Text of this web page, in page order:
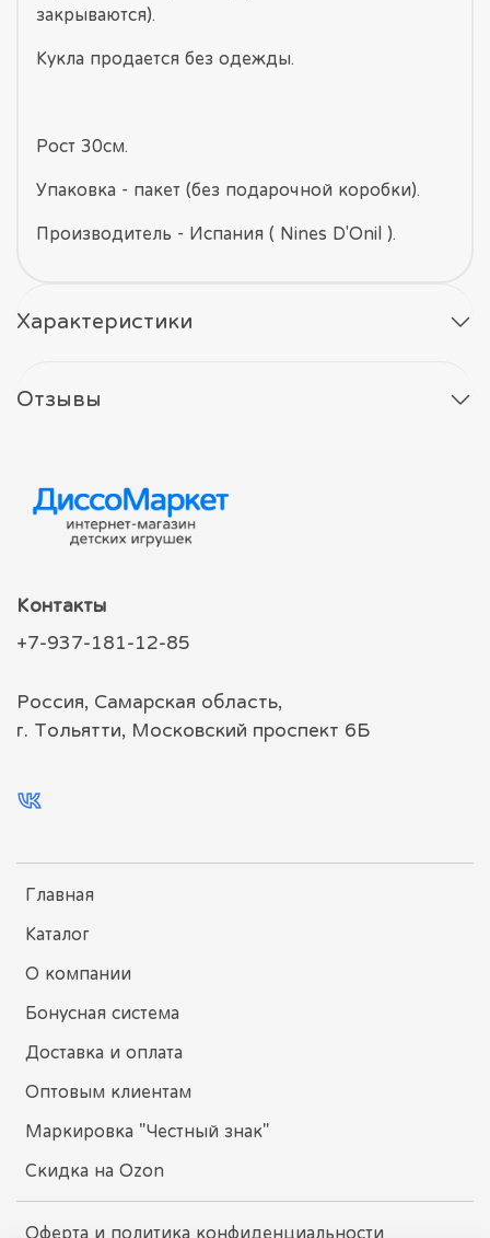
закрываются).
Кукла продается без одежды.
Рост 30см.
Упаковка - пакет (без подарочной коробки).
Производитель - Испания ( Nines D'Onil ).
Характеристики
Отзывы
Главная
Каталог
О компании
Бонусная система
Доставка и оплата
Оптовым клиентам
Маркировка "Честный знак"
Скидка на Ozon
Оферта и политика конфиденциальности
Контакты
+7-937-181-12-85
Россия, Самарская область,
г. Тольятти, Московский проспект 6Б